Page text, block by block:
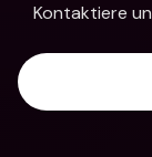
Kontaktiere